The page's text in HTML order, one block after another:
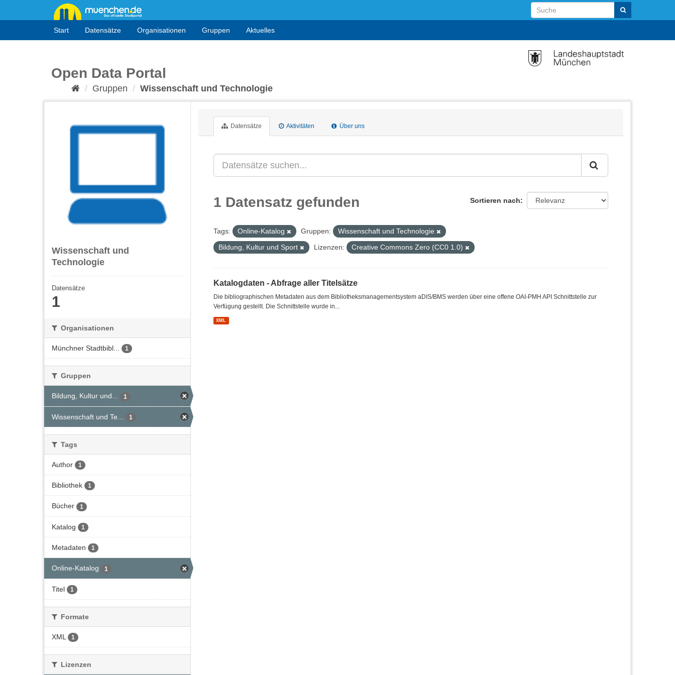
Start Datensätze Organisationen Gruppen Aktuelles
Open Data Portal
Gruppen Wissenschaft und Technologie
Wissenschaft und
Technologie
Datensätze
1
Organisationen
Münchner Stadtbibl... 1
Gruppen
Bildung, Kultur und... 1
Wissenschaft und Te... 1
Tags
Author 1
Bibliothek 1
Bücher 1
Katalog 1
Metadaten 1
Online-Katalog 1
Titel 1
Formate
XML 1
Lizenzen
Datensätze Aktivitäten Über uns
Sortieren nach
1 Datensatz gefunden
Tags: Online-Katalog Gruppen:
Wissenschaft und Technologie
Bildung, Kultur und Sport
Lizenzen: Creative Commons Zero (CC0 1.0)
Katalogdaten - Abfrage aller Titelsätze
Die bibliographischen Metadaten aus dem Bibliotheksmanagementsystem aDIS/BMS werden über eine offene OAI-PMH API Schnittstelle zur
Verfügung gestellt. Die Schnittstelle wurde in...
XML